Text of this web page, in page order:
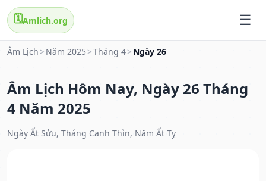
🗓️Amlich.org
Âm Lịch > Năm 2025 >Tháng 4> Ngày 26
Âm Lịch Hôm Nay, Ngày 26 Tháng
4 Năm 2025
Ngày Ất Sửu, Tháng Canh Thìn, Năm Ất Tỵ